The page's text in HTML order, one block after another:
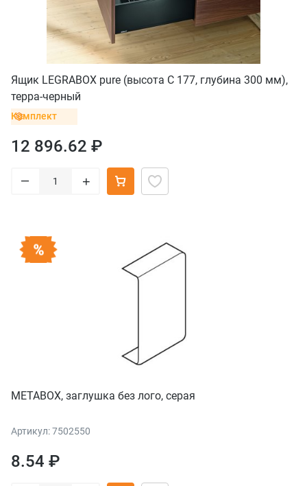
Ящик LEGRABOX pure (высота C 177, глубина 300 мм),
терра-черный
Комплект
12 896.62 ₽
– +
METABOX, заглушка без лого, серая
Артикул: 7502550
8.54 ₽